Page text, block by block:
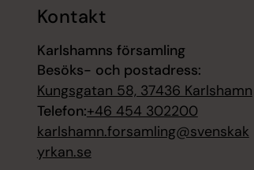
Kontakt
Karlshamns församling
Besöks- och postadress:
Kungsgatan 58, 37436 Karlshamn
Telefon:+46 454 302200
karlshamn.forsamling@svenskak
yrkan.se